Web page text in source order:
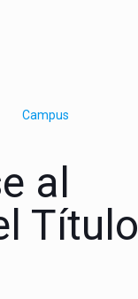
Campus
al
Título